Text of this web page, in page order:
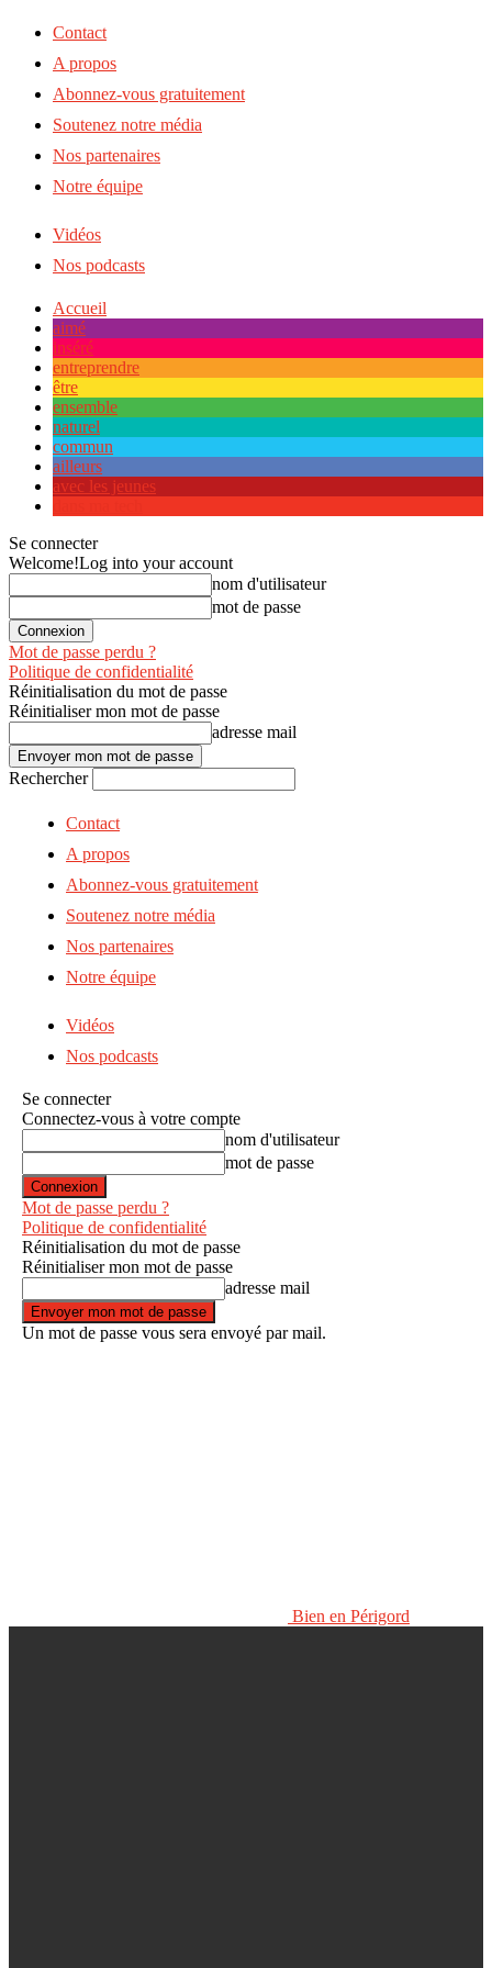
Contact
A propos
Abonnez-vous gratuitement
Soutenez notre média
Nos partenaires
Notre équipe
Vidéos
Nos podcasts
Accueil
aimé
inséré
entreprendre
être
ensemble
naturel
commun
ailleurs
avec les jeunes
Se connecter
Welcome!Log into your account
nom d'utilisateur
mot de passe
Mot de passe perdu ?
Politique de confidentialité
Réinitialisation du mot de passe
Réinitialiser mon mot de passe
adresse mail
Rechercher
Contact
A propos
Abonnez-vous gratuitement
Soutenez notre média
Nos partenaires
Notre équipe
Vidéos
Nos podcasts
Se connecter
Connectez-vous à votre compte
nom d'utilisateur
mot de passe
Mot de passe perdu ?
Politique de confidentialité
Réinitialisation du mot de passe
Réinitialiser mon mot de passe
adresse mail
Un mot de passe vous sera envoyé par mail.
Bien en Périgord